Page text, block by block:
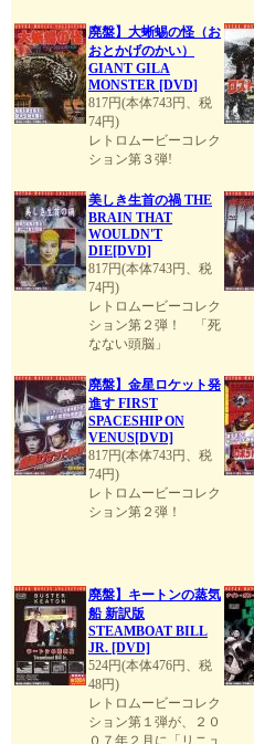
廃盤】大蜥蜴の怪（お
おとかげのかい）
GIANT GILA
MONSTER [DVD]
817円(本体743円、税
74円)
レトロムービーコレク
ション第３弾!
美しき生首の禍 THE
BRAIN THAT
WOULDN'T
DIE[DVD]
817円(本体743円、税
74円)
レトロムービーコレク
ション第２弾！ 「死
なない頭脳」
廃盤】金星ロケット発
進す FIRST
SPACESHIP ON
VENUS[DVD]
817円(本体743円、税
74円)
レトロムービーコレク
ション第２弾！
廃盤】キートンの蒸気
船 新訳版
STEAMBOAT BILL
JR. [DVD]
524円(本体476円、税
48円)
レトロムービーコレク
ション第１弾が、２０
０７年２月に「リニュ